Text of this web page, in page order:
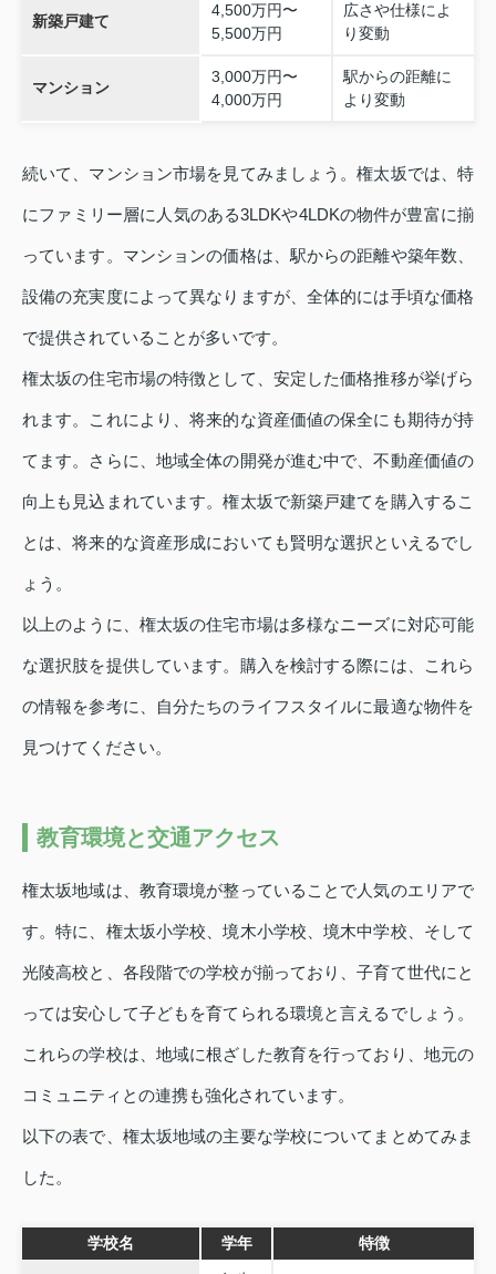
新築戸建て
4,500万円〜
5,500万円
広さや仕様によ
り変動
マンション
3,000万円〜
4,000万円
駅からの距離に
より変動
続いて、マンション市場を見てみましょう。権太坂では、特
にファミリー層に人気のある3LDKや4LDKの物件が豊富に揃
っています。マンションの価格は、駅からの距離や築年数、
設備の充実度によって異なりますが、全体的には手頃な価格
で提供されていることが多いです。
権太坂の住宅市場の特徴として、安定した価格推移が挙げら
れます。これにより、将来的な資産価値の保全にも期待が持
てます。さらに、地域全体の開発が進む中で、不動産価値の
向上も見込まれています。権太坂で新築戸建てを購入するこ
とは、将来的な資産形成においても賢明な選択といえるでし
ょう。
以上のように、権太坂の住宅市場は多様なニーズに対応可能
な選択肢を提供しています。購入を検討する際には、これら
の情報を参考に、自分たちのライフスタイルに最適な物件を
見つけてください。
教育環境と交通アクセス
権太坂地域は、教育環境が整っていることで人気のエリアで
す。特に、権太坂小学校、境木小学校、境木中学校、そして
光陵高校と、各段階での学校が揃っており、子育て世代にと
っては安心して子どもを育てられる環境と言えるでしょう。
これらの学校は、地域に根ざした教育を行っており、地元の
コミュニティとの連携も強化されています。
以下の表で、権太坂地域の主要な学校についてまとめてみま
した。
学校名 学年 特徴